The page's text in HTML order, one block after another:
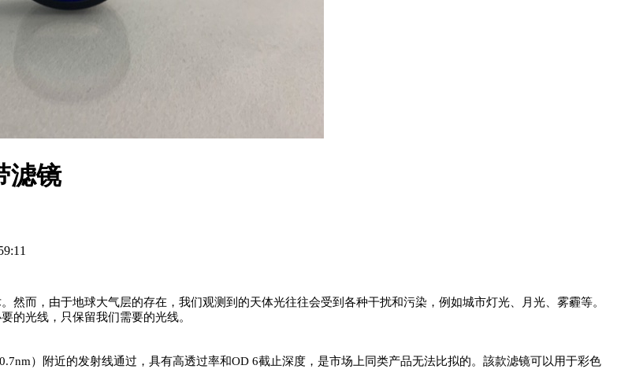
滤镜
而，由于地球大气层的存在，我们观测到的天体光往往会受到各种干扰和污染，例如城市灯光、月光、雾霾等。
的光线，只保留我们需要的光线。
）附近的发射线通过，具有高透过率和OD 6截止深度，是市场上同类产品无法比拟的。該款滤镜可以用于彩色